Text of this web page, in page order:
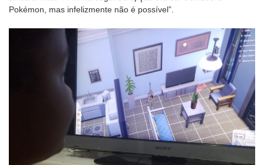
Pokémon, mas infelizmente não é possível”.